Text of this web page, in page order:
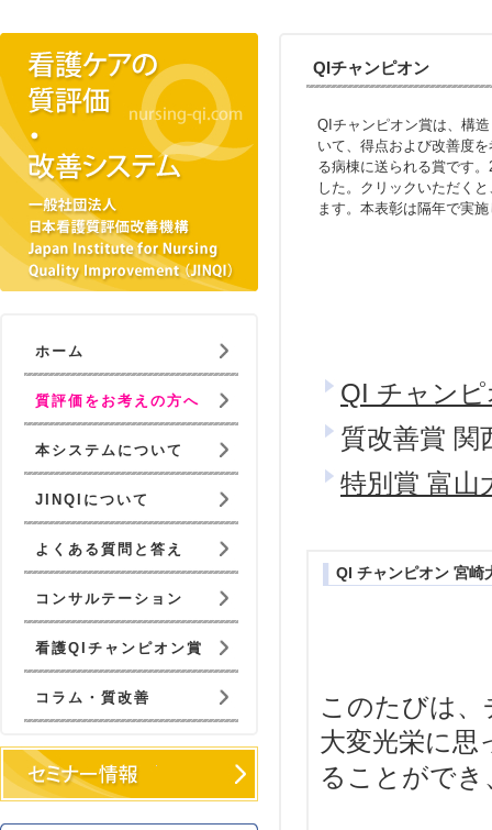
ホーム
質評価をお考えの方へ
本システムについて
JINQIについて
よくある質問と答え
コンサルテーション
看護QIチャンピオン賞
コラム・質改善
QIチャンピオン
QIチャンピオン賞は、構
いて、得点および改善度
る病棟に送られる賞です
した。クリックいただく
ます。本表彰は隔年で実
QI チャン
質改善賞 関
特別賞 富山
QI チャンピオン 宮崎
このたびは
大変光栄に思
ることがで